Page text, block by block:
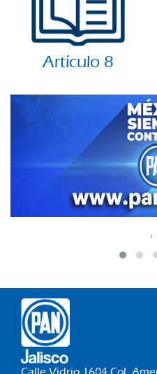
Artículo 8
‹